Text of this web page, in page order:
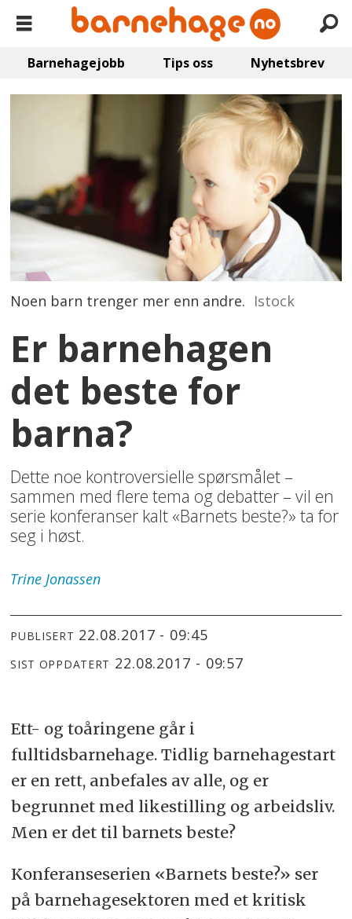
Barnehagejobb Tips oss Nyhetsbrev
Noen barn trenger mer enn andre. Istock
Er barnehagen
det beste for
barna?
Dette noe kontroversielle spørsmålet –
sammen med flere tema og debatter – vil en
serie konferanser kalt «Barnets beste?» ta for
seg i høst.
Trine Jonassen
PUBLISERT 22.08.2017 - 09:45
SIST OPPDATERT 22.08.2017 - 09:57
Ett- og toåringene går i
fulltidsbarnehage. Tidlig barnehagestart
er en rett, anbefales av alle, og er
begrunnet med likestilling og arbeidsliv.
Men er det til barnets beste?
Konferanseserien «Barnets beste?» ser
på barnehagesektoren med et kritisk